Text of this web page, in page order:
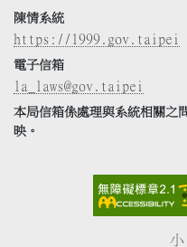
陳情系統
https://1999.gov.taipei
電子信箱
la_laws@gov.taipei
本局信箱係處理與系統相關之
映。
小